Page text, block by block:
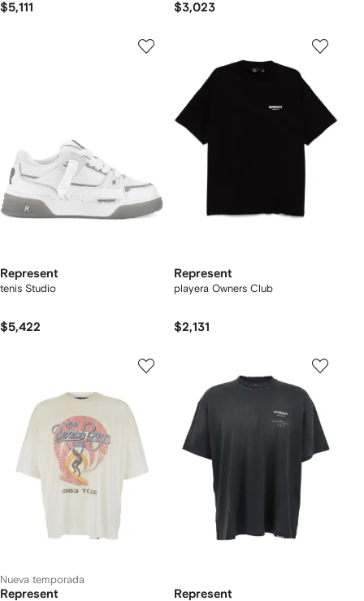
$5,111 $3,023
Represent
tenis Studio
$5,422
Represent
playera Owners Club
$2,131
Nueva temporada
Represent Represent